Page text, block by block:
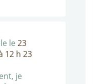
le 23
12 h 23
je